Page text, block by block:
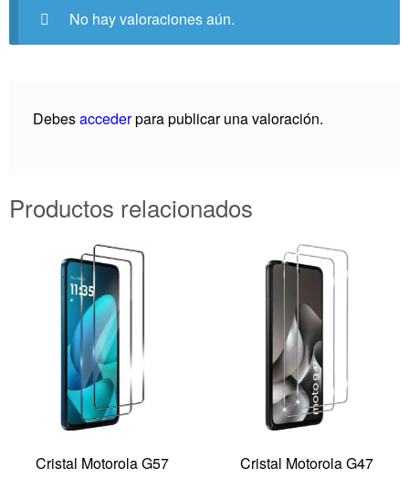
No hay valoraciones aún.
Debesaccederpara publicar una valoración.
Productos relacionados
Cristal Motorola G57
Cristal Motorola G47